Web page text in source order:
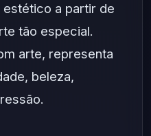
a partir de
tão especial.
arte, representa
beleza,